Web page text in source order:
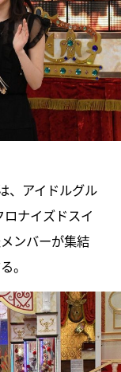
、アイドルグル
ナイズドスイ
ンバーが集結
。